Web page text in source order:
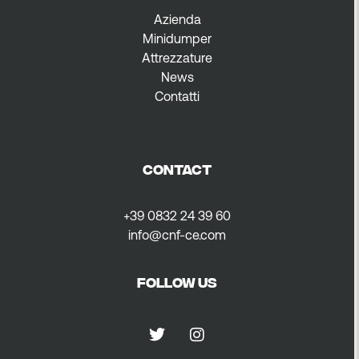
Azienda
Minidumper
Attrezzature
News
Contatti
CONTACT
+39 0832 24 39 60
info@cnf-ce.com
FOLLOW US